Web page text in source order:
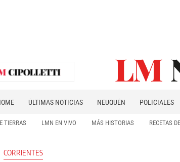
ÚLTIMAS NOTICIAS NEUQUÉN POLICIALES
TIERRAS LMN EN VIVO MÁS HISTORIAS RECETAS
CORRIENTES